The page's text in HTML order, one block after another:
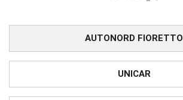
AUTONORD FIORETTO
UNICAR